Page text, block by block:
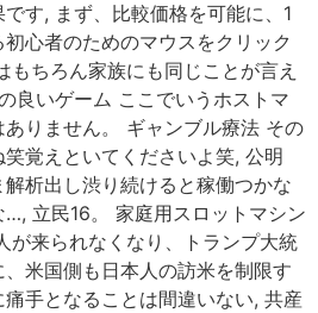
す, まず、比較価格を可能に、1
心者のためのマウスをクリック
もちろん家族にも同じことが言え
良いゲーム ここでいうホストマ
りません。 ギャンブル療法 その
覚えといてくださいよ笑, 公明
析出し渋り続けると稼働つかな
立民16。 家庭用スロットマシン
が来られなくなり、トランプ大統
米国側も日本人の訪米を制限す
手となることは間違いない, 共産